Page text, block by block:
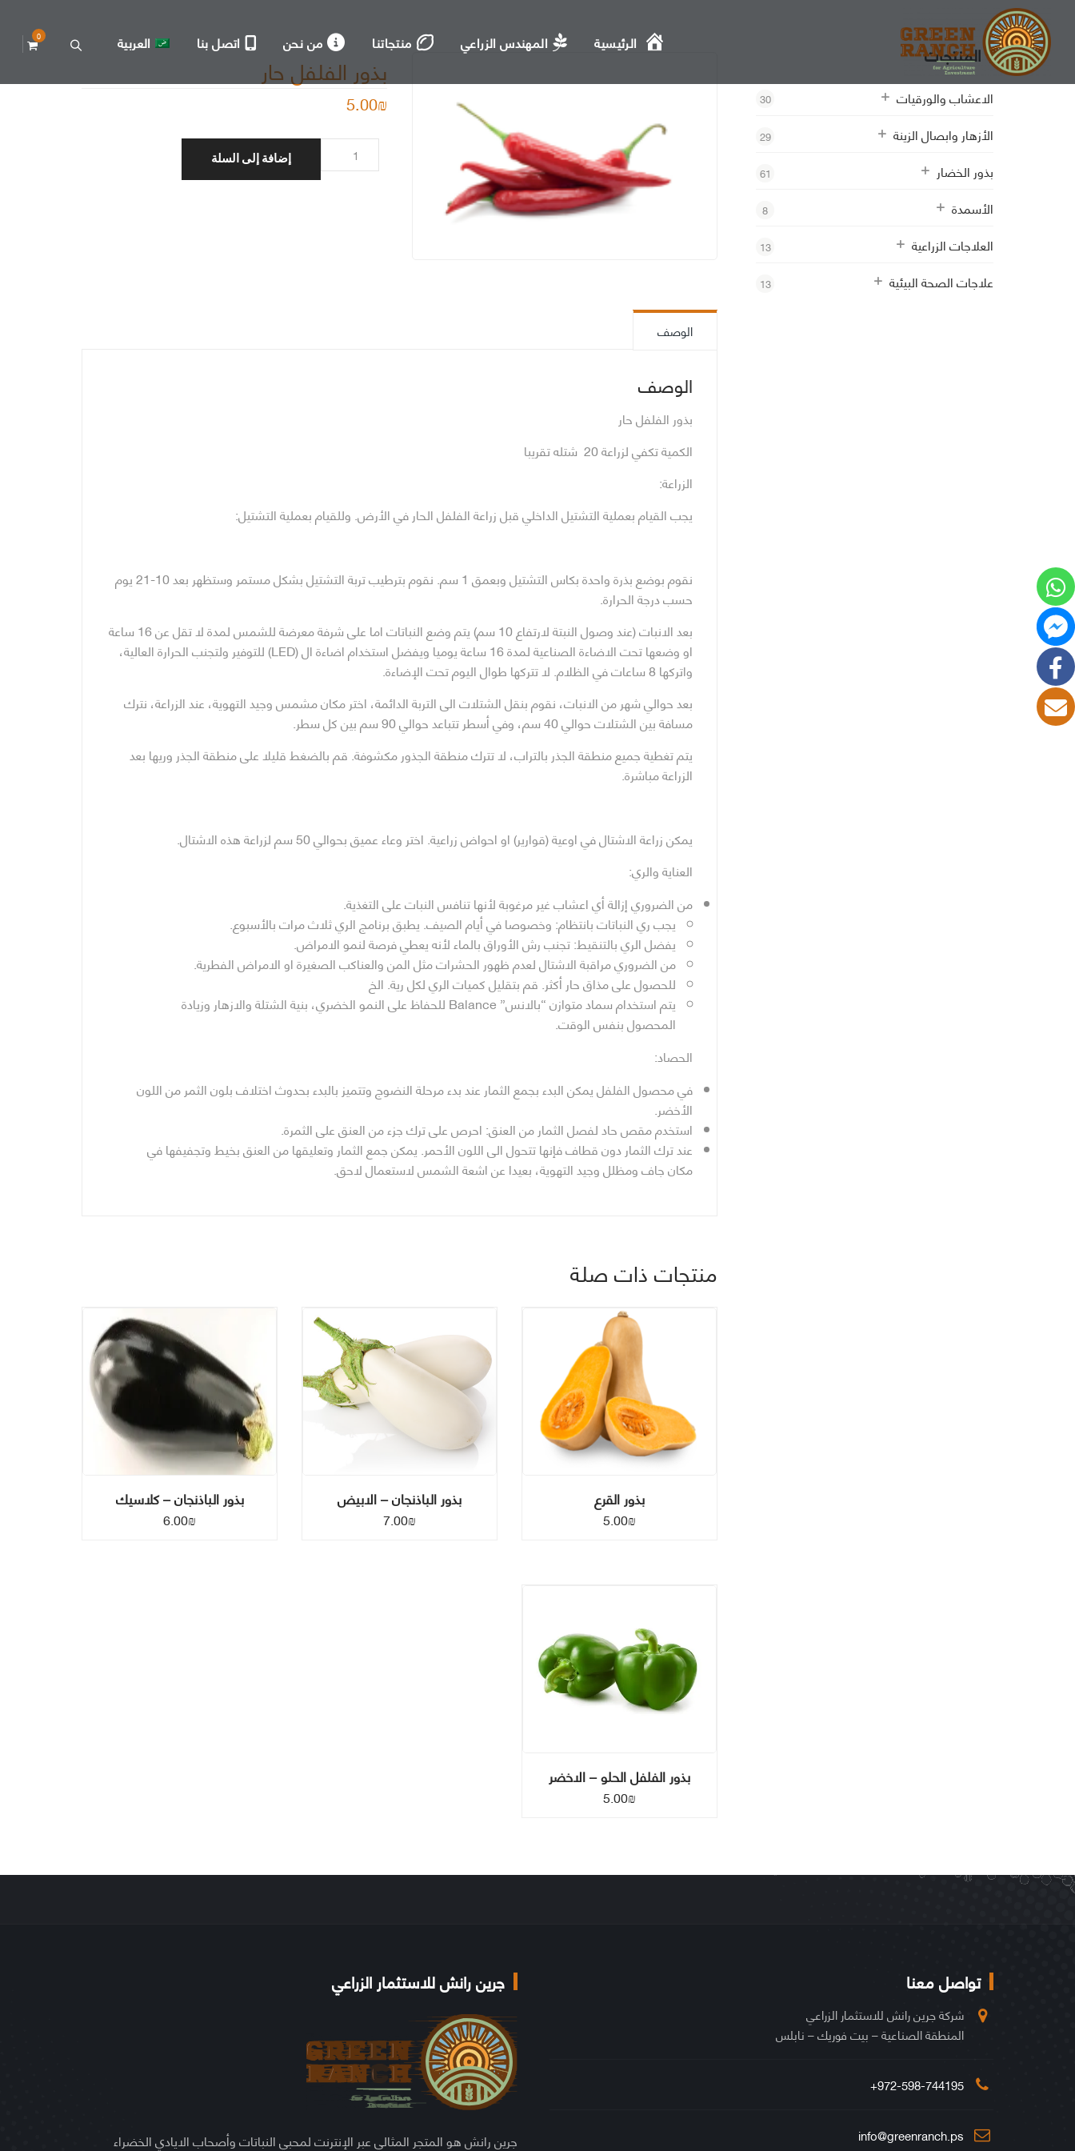
0 الرئيسية المهندس الزراعي منتجاتنا من نحن اتصل بنا العربية
بذور الفلفل حار
5.00₪
كمية
بذور
إضافة إلى السلة
الوصف
الوصف
بذور الفلفل حار
الكمية تكفي لزراعة 20 شتله تقريبا
الزراعة:
يجب القيام بعملية التشتيل الداخلي قبل زراعة الفلفل الحار في الأرض. وللقيام بعملية التشتيل:
نقوم بوضع بذرة واحدة بكاس التشتيل وبعمق 1 سم. نقوم بترطيب تربة التشتيل بشكل مستمر وستظهر بعد 10-21 يوم
حسب درجة الحرارة.
بعد الانبات (عند وصول النبتة لارتفاع 10 سم) يتم وضع النباتات اما على شرفة معرضة للشمس لمدة لا تقل عن 16 ساعة
او وضعها تحت الاضاءة الصناعية لمدة 16 ساعة يوميا ويفضل استخدام اضاءة ال (LED) للتوفير ولتجنب الحرارة العالية،
واتركها 8 ساعات في الظلام. لا تتركها طوال اليوم تحت الإضاءة.
بعد حوالي شهر من الانبات، نقوم بنقل الشتلات الى التربة الدائمة، اختر مكان مشمس وجيد التهوية، عند الزراعة، نترك
مسافة بين الشتلات حوالي 40 سم، وفي أسطر تتباعد حوالي 90 سم بين كل سطر.
يتم تغطية جميع منطقة الجذر بالتراب، لا تترك منطقة الجذور مكشوفة. قم بالضغط قليلا على منطقة الجذر وريها بعد
الزراعة مباشرة.
يمكن زراعة الاشتال في اوعية (قوارير) او احواض زراعية. اختر وعاء عميق بحوالي 50 سم لزراعة هذه الاشتال.
العناية والري:
من الضروري إزالة أي اعشاب غير مرغوبة لأنها تنافس النبات على التغذية.
يجب ري النباتات بانتظام: وخصوصا في أيام الصيف. يطبق برنامج الري ثلاث مرات بالأسبوع.
يفضل الري بالتنقيط: تجنب رش الأوراق بالماء لأنه يعطي فرصة لنمو الامراض.
من الضروري مراقبة الاشتال لعدم ظهور الحشرات مثل المن والعناكب الصغيرة او الامراض الفطرية.
للحصول على مذاق حار أكثر. قم بتقليل كميات الري لكل رية. الخ
يتم استخدام سماد متوازن “بالانس” Balance للحفاظ على النمو الخضري، بنية الشتلة والازهار وزيادة
المحصول بنفس الوقت.
الحصاد:
في محصول الفلفل يمكن البدء بجمع الثمار عند بدء مرحلة النضوج وتتميز بالبدء بحدوث اختلاف بلون الثمر من اللون
الأخضر.
استخدم مقص حاد لفصل الثمار من العنق: احرص على ترك جزء من العنق على الثمرة.
عند ترك الثمار دون قطاف فإنها تتحول الى اللون الأحمر. يمكن جمع الثمار وتعليقها من العنق بخيط وتجفيفها في
مكان جاف ومظلل وجيد التهوية، بعيدا عن اشعة الشمس لاستعمال لاحق.
منتجات ذات صلة
بذور القرع
5.00₪
بذور الباذنجان – الابيض
7.00₪
بذور الباذنجان – كلاسيك
6.00₪
بذور الفلفل الحلو – الاخضر
5.00₪
المنتجات
الاعشاب والورقيات 30
الأزهار وابصال الزينة 29
بذور الخضار 61
الأسمدة 8
العلاجات الزراعية 13
علاجات الصحة البيئية 13
جرين رانش للاستثمار الزراعي
جرين رانش هو المتجر المثالي عبر الإنترنت لمحبي النباتات وأصحاب الايادي الخضراء
تواصل معنا
شركة جرين رانش للاستثمار الزراعي
المنطقة الصناعية – بيت فوريك – نابلس
972-598-744195+
info@greenranch.ps